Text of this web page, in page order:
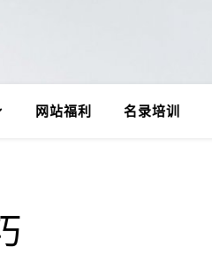
网站福利 名录培训